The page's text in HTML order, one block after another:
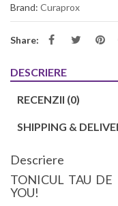
Brand: Curaprox
Share:
DESCRIERE
RECENZII (0)
SHIPPING &
Descriere
TONICUL TAU
YOU!